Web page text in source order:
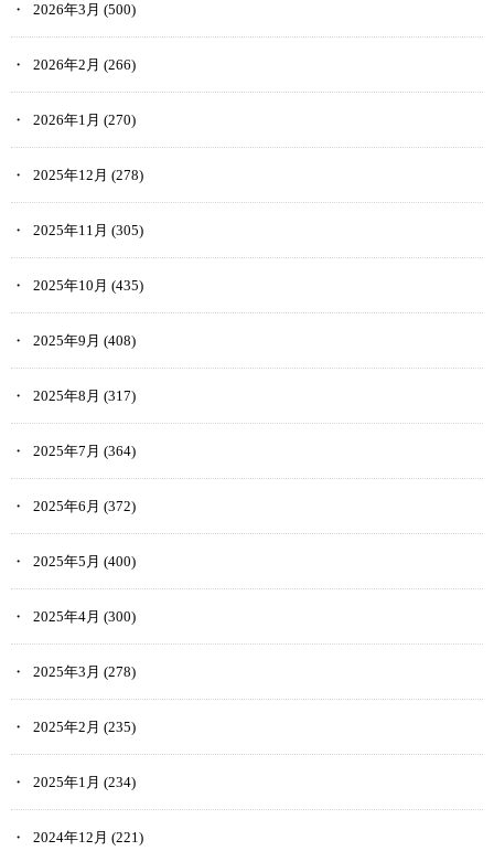
2026年3月 (500)
2026年2月 (266)
2026年1月 (270)
2025年12月 (278)
2025年11月 (305)
2025年10月 (435)
2025年9月 (408)
2025年8月 (317)
2025年7月 (364)
2025年6月 (372)
2025年5月 (400)
2025年4月 (300)
2025年3月 (278)
2025年2月 (235)
2025年1月 (234)
2024年12月 (221)